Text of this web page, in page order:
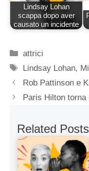
Lindsay Lohan
scappa dopo aver
causato un incidente
Categorie
attrici
Tag
Lindsay Lohan,
Rob Pattinson e
Paris Hilton torna
Related